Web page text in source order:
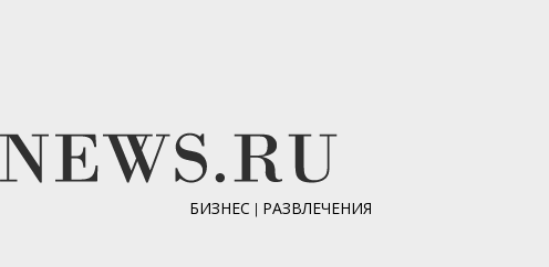
БИЗНЕС | РАЗВЛЕЧЕНИЯ